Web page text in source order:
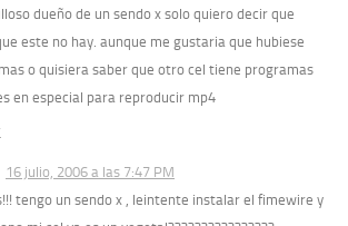
dueño de un sendo x solo quiero decir que
este no hay. aunque me gustaria que hubiese
o quisiera saber que otro cel tiene programas
en especial para reproducir mp4
16 julio, 2006 a las 7:47 PM
tengo un sendo x , leintente instalar el fimewire y